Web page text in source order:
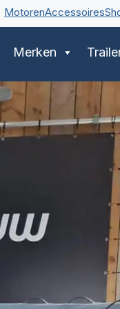
MotorenAccessoires
Merken